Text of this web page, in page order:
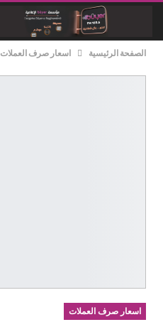
الصفحة الرئيسية اسعار صرف العملات
اسعار صرف العملات